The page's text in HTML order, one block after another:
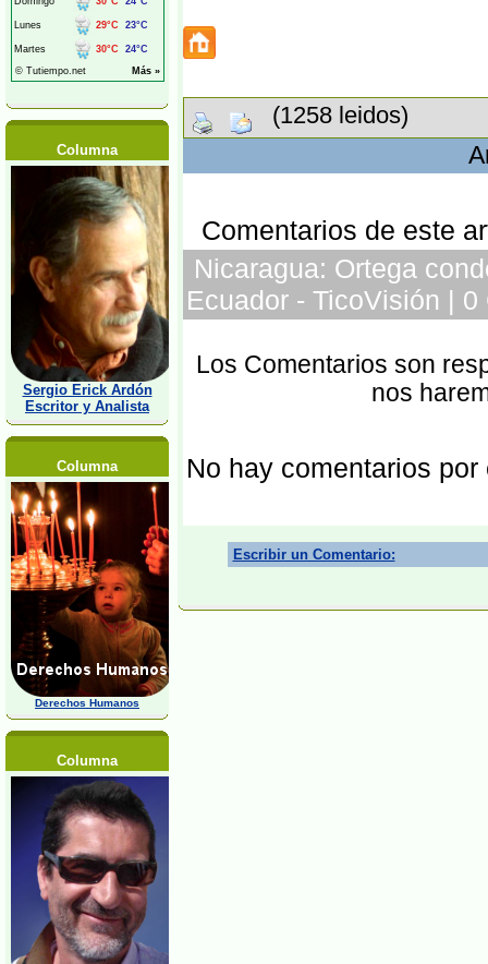
Columna
Sergio Erick Ardón
Escritor y Analista
Columna
Derechos Humanos
Columna
(1258 leidos)
Comentarios de este
Nicaragua: Ortega
Ecuador - TicoVisión |
Los Comentarios son
nos
No hay comentarios por
Escribir un Comentario: